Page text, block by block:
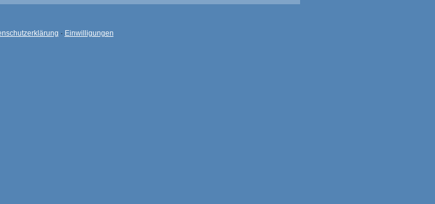
· Einwilligungen